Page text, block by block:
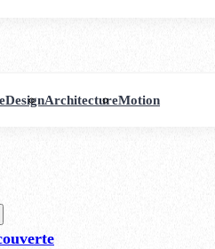
DesignArchitectureMotion